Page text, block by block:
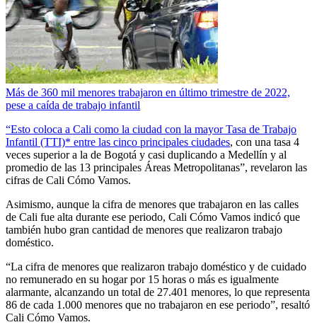
Más de 360 mil menores trabajaron en último trimestre de 2022,
pese a caída de trabajo infantil
“Esto coloca a Cali como la ciudad con la mayor Tasa de Trabajo
Infantil (TTI)* entre las cinco principales ciudades, con una tasa 4
veces superior a la de Bogotá y casi duplicando a Medellín y al
promedio de las 13 principales Áreas Metropolitanas”, revelaron las
cifras de Cali Cómo Vamos.
Asimismo, aunque la cifra de menores que trabajaron en las calles
de Cali fue alta durante ese periodo, Cali Cómo Vamos indicó que
también hubo gran cantidad de menores que realizaron trabajo
doméstico.
“La cifra de menores que realizaron trabajo doméstico y de cuidado
no remunerado en su hogar por 15 horas o más es igualmente
alarmante, alcanzando un total de 27.401 menores, lo que representa
86 de cada 1.000 menores que no trabajaron en ese periodo”, resaltó
Cali Cómo Vamos.